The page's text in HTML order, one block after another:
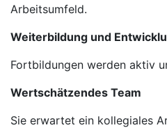
Arbeitsumfeld.
Weiterbildung und
Fortbildungen werden aktiv
Wertschätzendes Team
Sie erwartet ein kollegiales